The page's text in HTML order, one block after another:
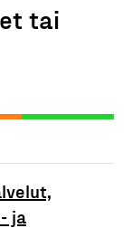
tai
ja